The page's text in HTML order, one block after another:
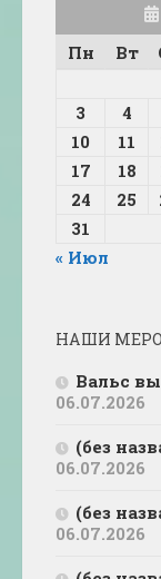
Пн
Вт
3
4
10
11
17
18
24
25
31
« Июл
НАШИ
Вальс
06.07.2026
(без
06.07.2026
(без
06.07.2026